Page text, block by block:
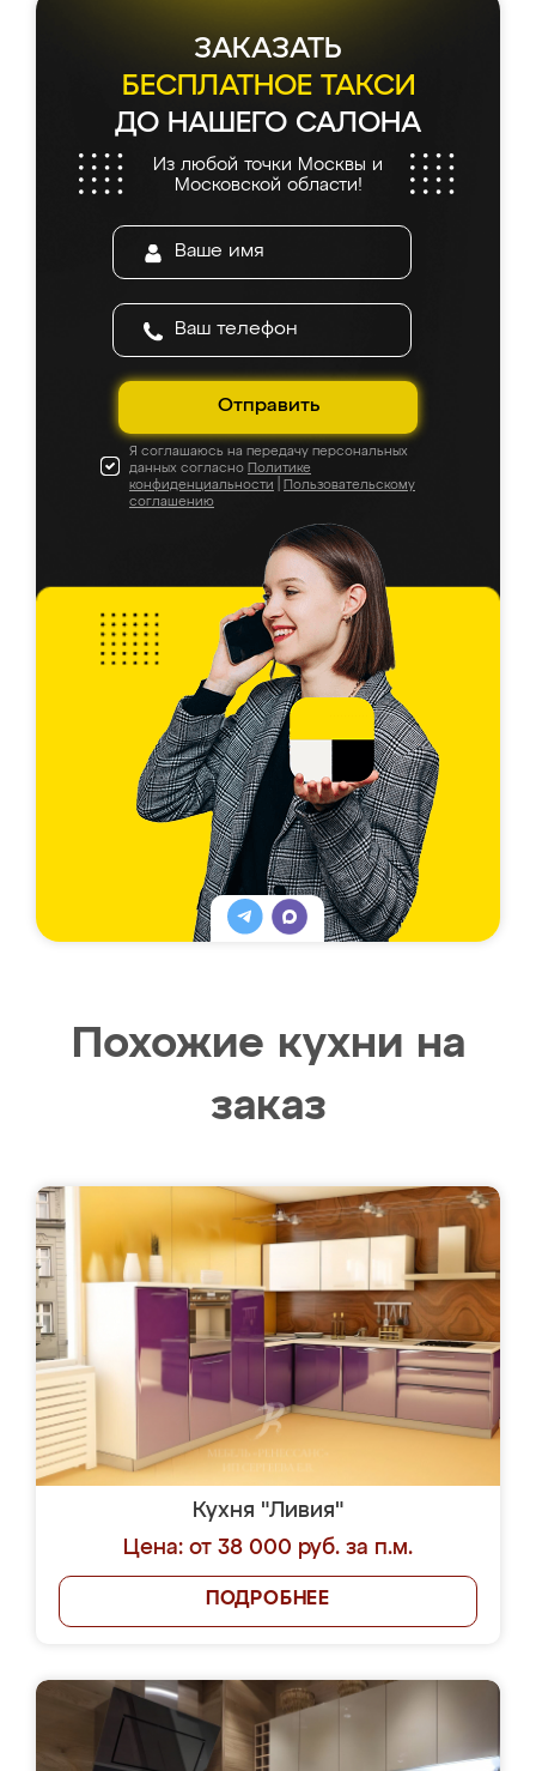
ЗАКАЗАТЬ
БЕСПЛАТНОЕ ТАКСИ
ДО НАШЕГО САЛОНА
Из любой точки Москвы и
Московской области!
Отправить
Я соглашаюсь на передачу персональных
данных согласно Политике
конфиденциальности
Пользовательскому
соглашению
Похожие кухни на
заказ
Кухня "Ливия"
Цена: от 38 000 руб. за п.м.
ПОДРОБНЕЕ